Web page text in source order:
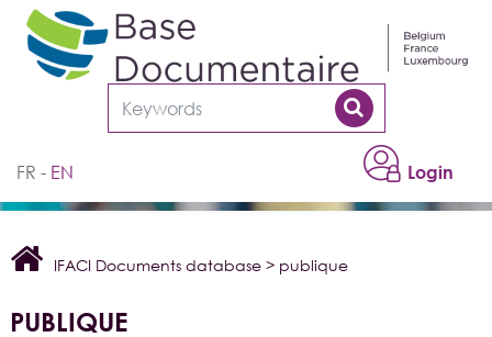
Login
FR EN
IFACI Documents database > publique
PUBLIQUE
Cookies management panel